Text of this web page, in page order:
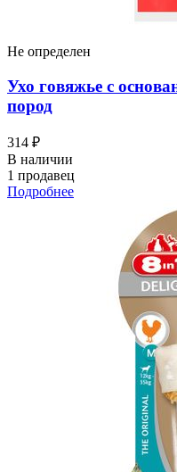
Не определен
Ухо говяжье с
пород
314 ₽
В наличии
1 продавец
Подробнее